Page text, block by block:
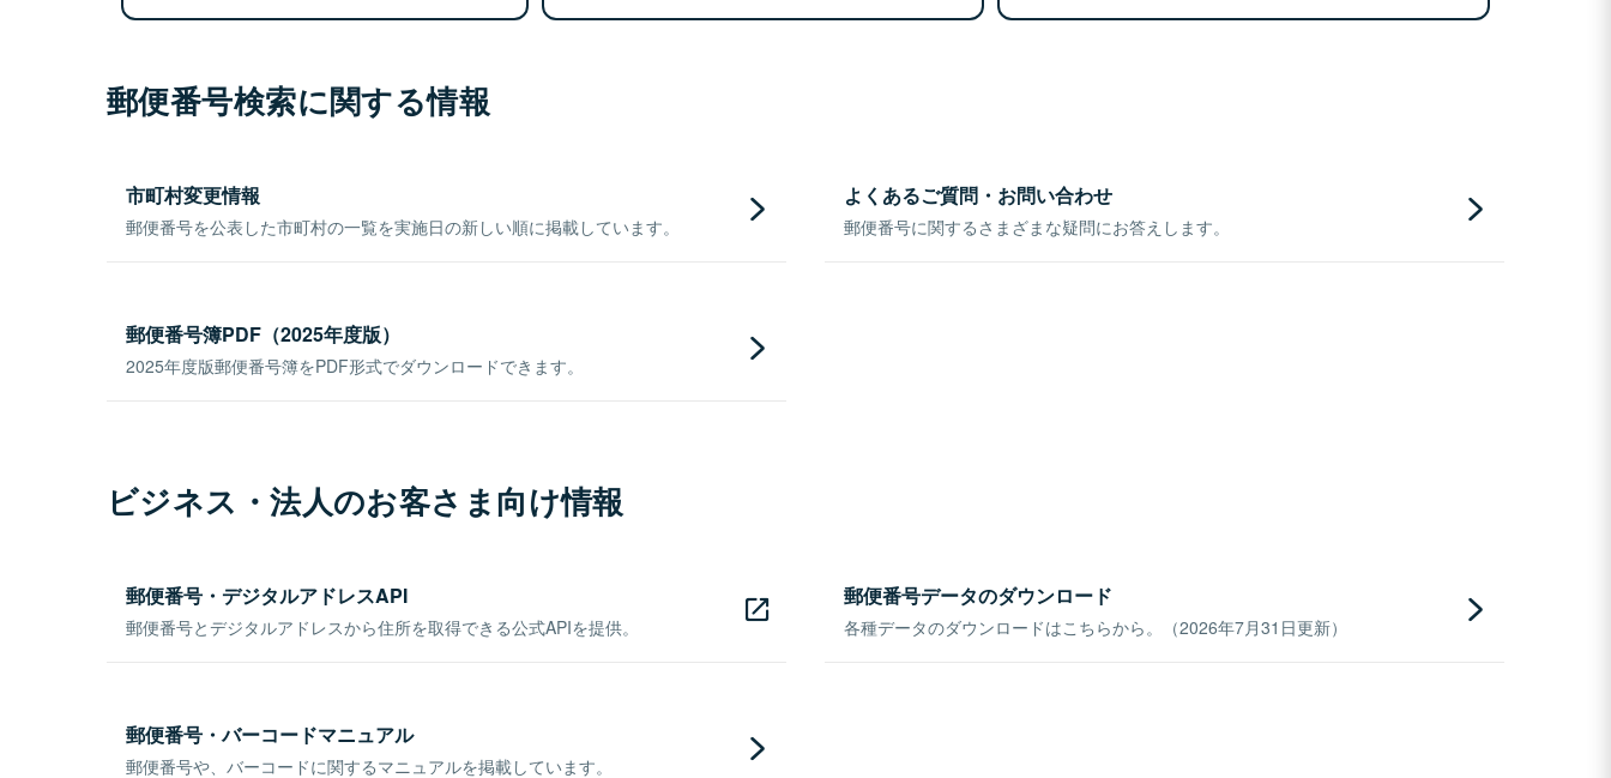
郵便番号検索に関する情報
市町村変更情報
郵便番号を公表した市町村の一覧を実施日の新しい順に掲載しています。
よくあるご質問・お問い合わせ
郵便番号に関するさまざまな疑問にお答えします。
郵便番号簿PDF（2025年度版）
2025年度版郵便番号簿をPDF形式でダウンロードできます。
ビジネス・法人のお客さま向け情報
郵便番号・デジタルアドレスAPI
郵便番号とデジタルアドレスから住所を取得できる公式APIを提供。
郵便番号データのダウンロード
各種データのダウンロードはこちらから。（2026年7月31日更新）
郵便番号・バーコードマニュアル
郵便番号や、バーコードに関するマニュアルを掲載しています。